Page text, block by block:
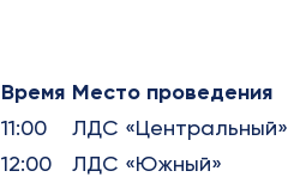
Время Место проведения
11:00
ЛДС «Центральный»
12:00
ЛДС «Южный»